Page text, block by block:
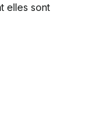
elles sont